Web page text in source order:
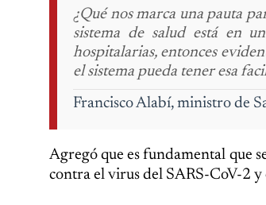
¿Qué nos marca una pauta
sistema de salud está en
hospitalarias, entonces
el sistema pueda tener esa
Francisco Alabí, ministro de
Agregó que es fundamental que
contra el virus del SARS-CoV-2